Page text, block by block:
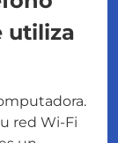
utiliza
red Wi-Fi